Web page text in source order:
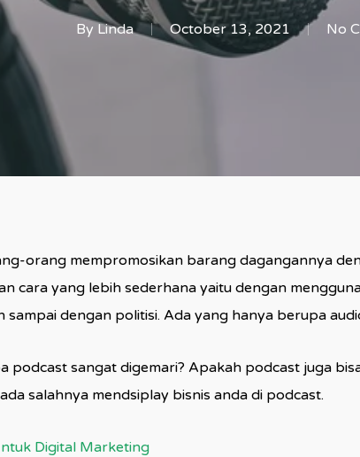
By Linda October 13, 2021 No
orang mempromosikan barang dagangannya
cara yang lebih sederhana yaitu dengan
dengan politisi. Ada yang hanya berupa
podcast sangat digemari? Apakah podcast juga
salahnya mendsiplay bisnis anda di podcast.
Digital Marketing